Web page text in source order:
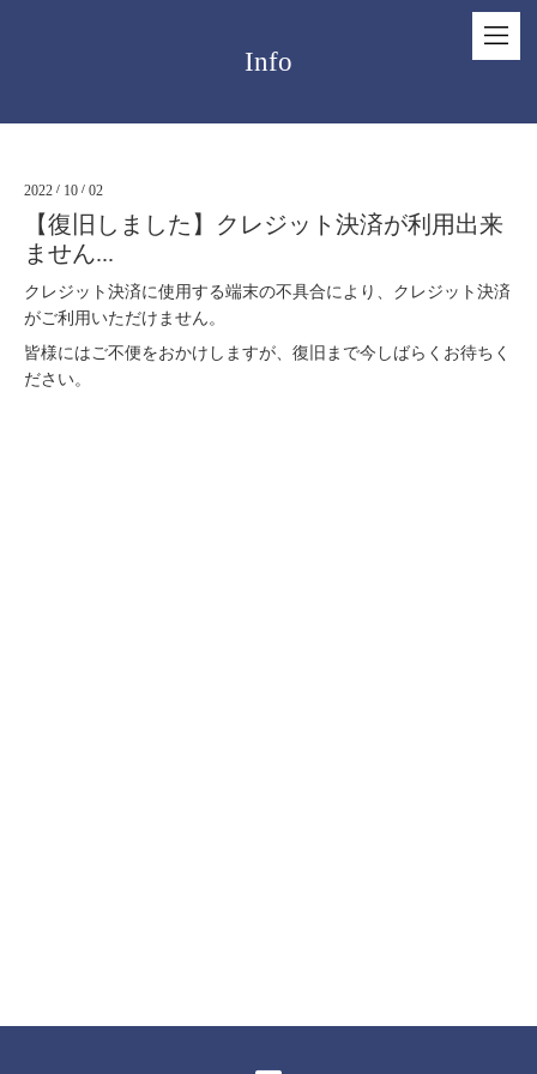
Info
2022 / 10 / 02
【復旧しました】クレジット決済が利用出来
ません...
クレジット決済に使用する端末の不具合により、クレジット決済
がご利用いただけません。
皆様にはご不便をおかけしますが、復旧まで今しばらくお待ちく
ださい。